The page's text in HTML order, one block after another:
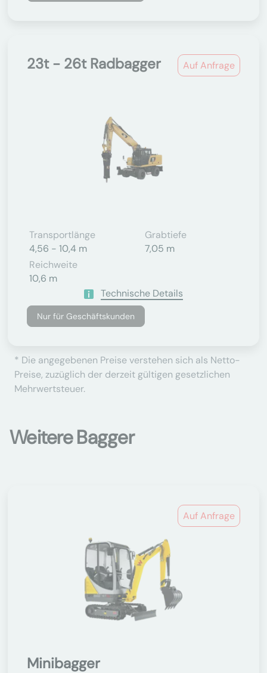
Auf Anfrage
23t - 26t Radbagger
Transportlänge
4,56 - 10,4 m
Grabtiefe
7,05 m
Reichweite
10,6 m
Technische Details
Nur für Geschäftskunden
* Die angegebenen Preise verstehen sich als Netto-
Preise, zuzüglich der derzeit gültigen gesetzlichen
Mehrwertsteuer.
Weitere Bagger
Auf Anfrage
Minibagger